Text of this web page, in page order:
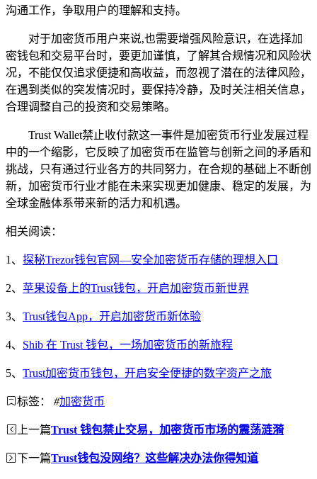
沟通工作，争取用户的理解和支持。
对于加密货币用户来说,也需要增强风险意识，在选择加
密钱包和交易平台时，要更加谨慎，了解其合规情况和风险状
况，不能仅仅追求便捷和高收益，而忽视了潜在的法律风险，
在遇到类似的突发情况时，要保持冷静，及时关注相关信息，
合理调整自己的投资和交易策略。
Trust Wallet禁止收付款这一事件是加密货币行业发展过程
中的一个缩影，它反映了加密货币在监管与创新之间的矛盾和
挑战，只有通过行业各方的共同努力，在合规的基础上不断创
新，加密货币行业才能在未来实现更加健康、稳定的发展，为
全球金融体系带来新的活力和机遇。
相关阅读：
1、 探秘Trezor钱包官网—安全加密货币存储的理想入口
2、 苹果设备上的Trust钱包，开启加密货币新世界
3、 Trust钱包App，开启加密货币新体验
4、 Shib 在 Trust 钱包，一场加密货币的新旅程
5、 Trust加密货币钱包，开启安全便捷的数字资产之旅
标签： #加密货币
上一篇Trust 钱包禁止交易，加密货币市场的震荡涟漪
下一篇Trust钱包没网络？这些解决办法你得知道